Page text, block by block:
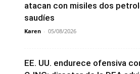
atacan con misiles dos
saudíes
Karen - 05/08/2026
EE. UU. endurece ofensiva